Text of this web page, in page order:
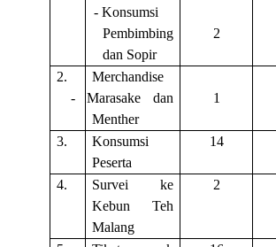
- Konsumsi
Pembimbing
dan Sopir
2
2.
Merchandise
-
Marasake dan
Menther
1
3.
Konsumsi
Peserta
14
4.
Survei ke
Kebun Teh
Malang
2